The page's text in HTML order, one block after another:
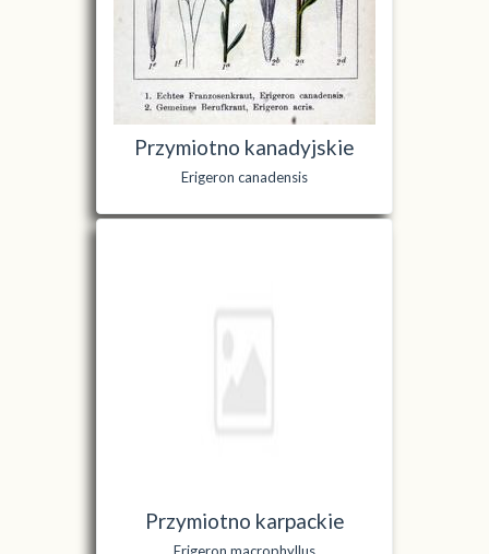
Przymiotno kanadyjskie
Erigeron canadensis
Przymiotno karpackie